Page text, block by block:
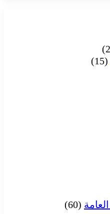
(15)
(60)